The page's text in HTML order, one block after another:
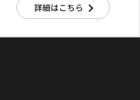
詳細はこちら